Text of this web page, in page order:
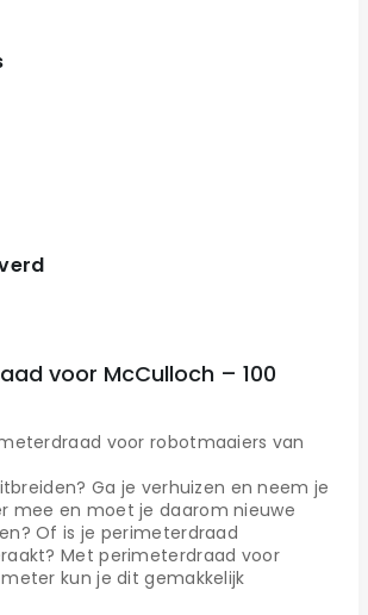
voor McCulloch – 100
voor robotmaaiers van
Ga je verhuizen en neem je
mee en moet je daarom nieuwe
Of is je perimeterdraad
Met perimeterdraad voor
kun je dit gemakkelijk